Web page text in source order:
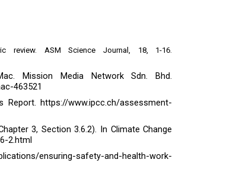
ASM Science Journal, 18, 1-16.
Mission Media Network Sdn. Bhd.
463521
Report. https://www.ipcc.ch/assessment-
3, Section 3.6.2). In Climate Change
2.html
ensuring-safety-and-health-work-